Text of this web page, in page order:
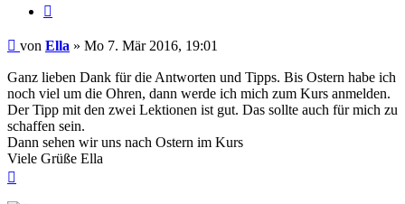
Beitrag
von Ella » Mo 7. Mär 2016, 19:01
Ganz lieben Dank für die Antworten und Tipps. Bis Ostern habe ich
noch viel um die Ohren, dann werde ich mich zum Kurs anmelden.
Der Tipp mit den zwei Lektionen ist gut. Das sollte auch für mich zu
schaffen sein.
Dann sehen wir uns nach Ostern im Kurs
Viele Grüße Ella